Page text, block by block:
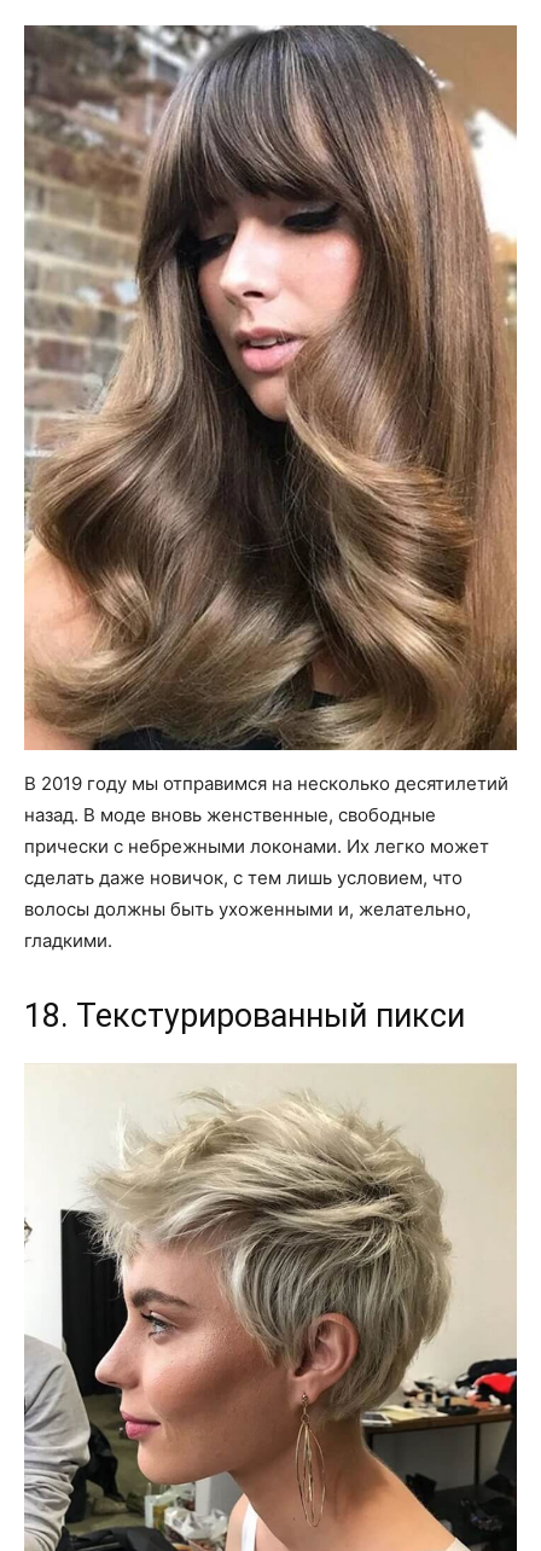
В 2019 году мы отправимся на несколько десятилетий
назад. В моде вновь женственные, свободные
прически с небрежными локонами. Их легко может
сделать даже новичок, с тем лишь условием, что
волосы должны быть ухоженными и, желательно,
гладкими.
18. Текстурированный пикси